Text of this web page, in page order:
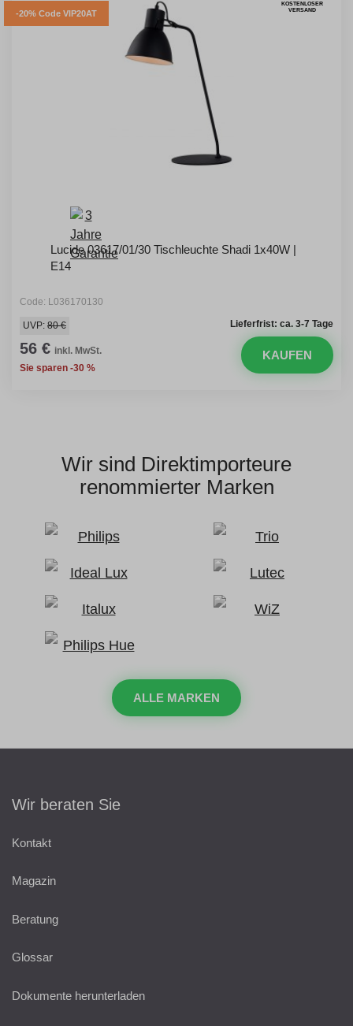
-20% Code VIP20AT
KOSTENLOSER
VERSAND
Lucide 03617/01/30 Tischleuchte Shadi 1x40W |
E14
Code: L036170130
Lieferfrist: ca. 3-7 Tage
UVP: 80 €
56 € inkl. MwSt.
Sie sparen -30 %
KAUFEN
Wir sind Direktimporteure
renommierter Marken
ALLE MARKEN
Wir beraten Sie
Kontakt
Magazin
Beratung
Glossar
Dokumente herunterladen